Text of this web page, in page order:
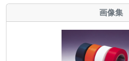
画像集